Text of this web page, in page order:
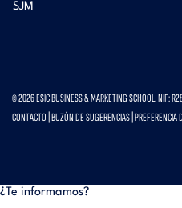
SJM
© 2026 ESIC BUSINESS & MARKETING SCHOOL. NIF:
CONTACTO BUZÓN DE SUGERENCIAS PREFERENCIA
¿Te informamos?